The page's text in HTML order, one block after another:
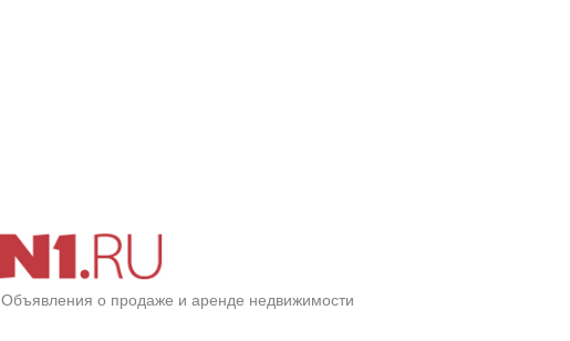
Объявления о продаже и аренде недвижимости